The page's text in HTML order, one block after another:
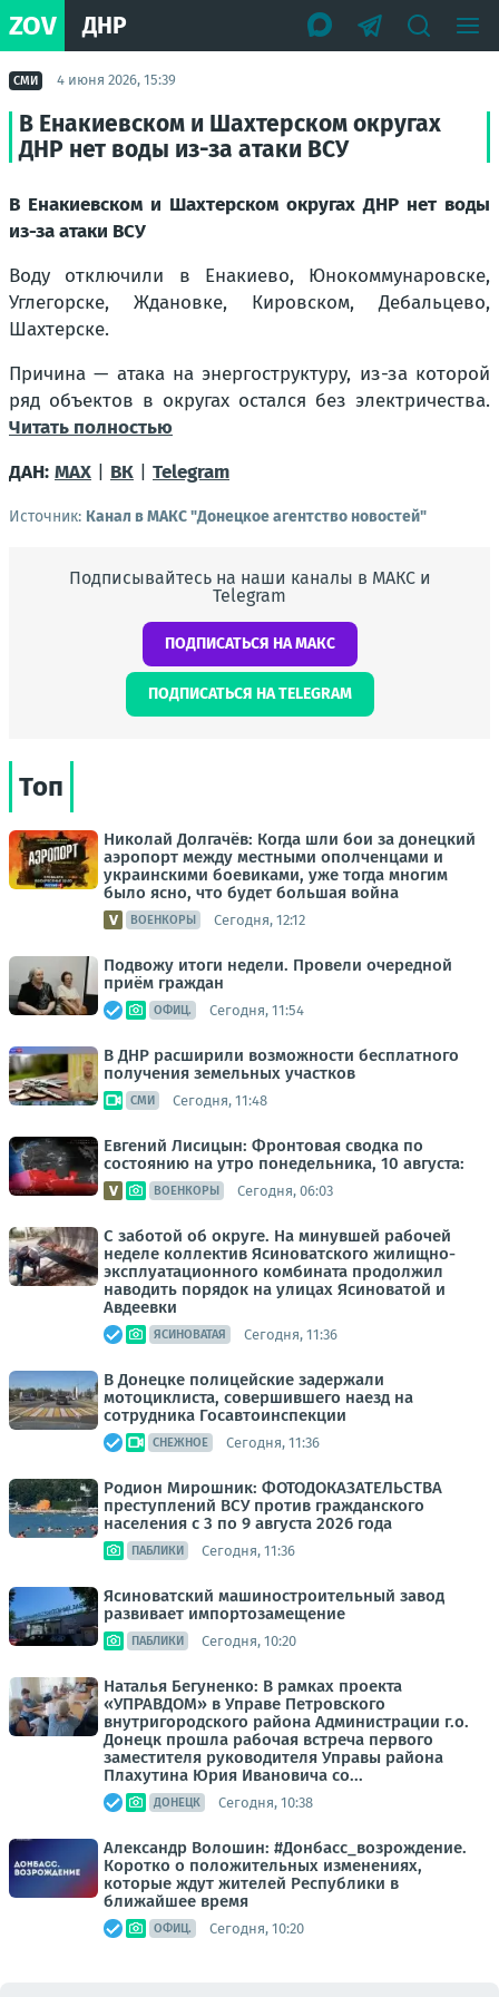
ZOV ДНР
СМИ 4 июня 2026, 15:39
В Енакиевском и Шахтерском округах
ДНР нет воды из-за атаки ВСУ
В Енакиевском и Шахтерском округах ДНР нет воды
из-за атаки ВСУ
Воду отключили в Енакиево, Юнокоммунаровске,
Углегорске, Ждановке, Кировском, Дебальцево,
Шахтерске.
Причина — атака на энергоструктуру, из-за которой
ряд объектов в округах остался без электричества.
Читать полностью
ДАН: MAX ВК Telegram
Источник: Канал в МАКС "Донецкое агентство новостей"
Подписывайтесь на наши каналы в МАКС и
Telegram
ПОДПИСАТЬСЯ НА МАКС
ПОДПИСАТЬСЯ НА TELEGRAM
Топ
Николай Долгачёв: Когда шли бои за донецкий
аэропорт между местными ополченцами и
украинскими боевиками, уже тогда многим
было ясно, что будет большая война
ВОЕНКОРЫ Сегодня, 12:12
Подвожу итоги недели. Провели очередной
приём граждан
ОФИЦ. Сегодня, 11:54
В ДНР расширили возможности бесплатного
получения земельных участков
СМИ Сегодня, 11:48
Евгений Лисицын: Фронтовая сводка по
состоянию на утро понедельника, 10 августа:
ВОЕНКОРЫ Сегодня, 06:03
С заботой об округе. На минувшей рабочей
неделе коллектив Ясиноватского жилищно-
эксплуатационного комбината продолжил
наводить порядок на улицах Ясиноватой и
Авдеевки
ЯСИНОВАТАЯ Сегодня, 11:36
В Донецке полицейские задержали
мотоциклиста, совершившего наезд на
сотрудника Госавтоинспекции
СНЕЖНОЕ Сегодня, 11:36
Родион Мирошник: ФОТОДОКАЗАТЕЛЬСТВА
преступлений ВСУ против гражданского
населения с 3 по 9 августа 2026 года
ПАБЛИКИ Сегодня, 11:36
Ясиноватский машиностроительный завод
развивает импортозамещение
ПАБЛИКИ Сегодня, 10:20
Наталья Бегуненко: В рамках проекта
«УПРАВДОМ» в Управе Петровского
внутригородского района Администрации г.о.
Донецк прошла рабочая встреча первого
заместителя руководителя Управы района
Плахутина Юрия Ивановича со...
ДОНЕЦК Сегодня, 10:38
Александр Волошин: #Донбасс_возрождение.
Коротко о положительных изменениях,
которые ждут жителей Республики в
ближайшее время
ОФИЦ. Сегодня, 10:20